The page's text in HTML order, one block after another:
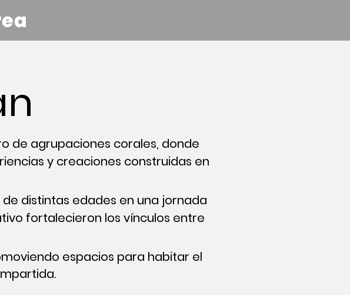
de agrupaciones corales, donde
y creaciones construidas en
distintas edades en una jornada
fortalecieron los vínculos entre
espacios para habitar el